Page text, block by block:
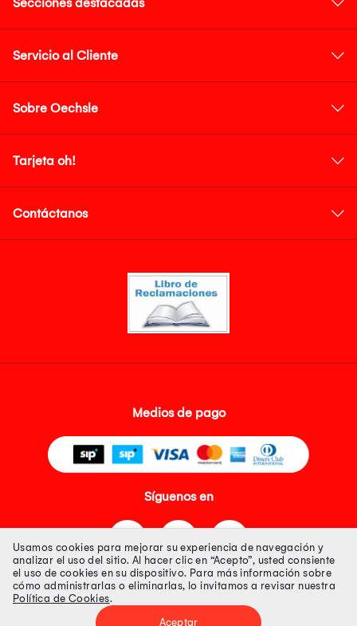
Servicio al Cliente
Sobre Oechsle
Tarjeta oh!
Contáctanos
Medios de pago
Síguenos en
Tienda 100% Segura
Usamos cookies para mejorar su experiencia de navegación y
analizar el uso del sitio. Al hacer clic en “Acepto”, usted consiente
el uso de cookies en su dispositivo. Para más información sobre
cómo administrarlas o eliminarlas, lo invitamos a revisar nuestra
Política de Cookies.
Aceptar